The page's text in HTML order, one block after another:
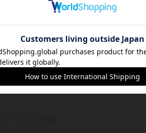
ファハンを越えてしまったから。イス
い行政官とか、手番を待っている間に
が懐かしいです((イスファハン経験...